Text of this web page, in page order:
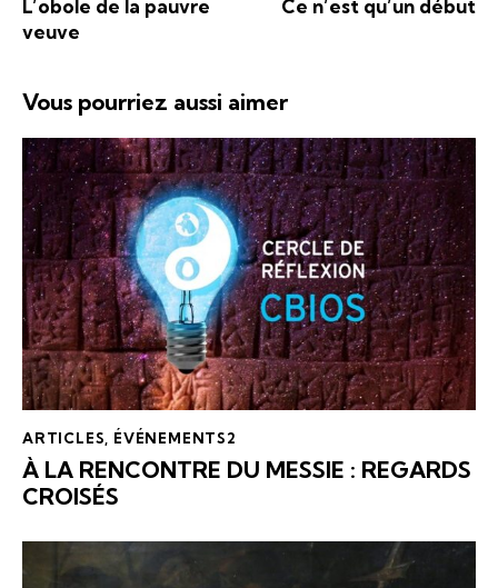
L’obole de la pauvre
veuve
Ce n’est qu’un début
Vous pourriez aussi aimer
ARTICLES ÉVÉNEMENTS2
À LA RENCONTRE DU MESSIE : REGARDS
CROISÉS